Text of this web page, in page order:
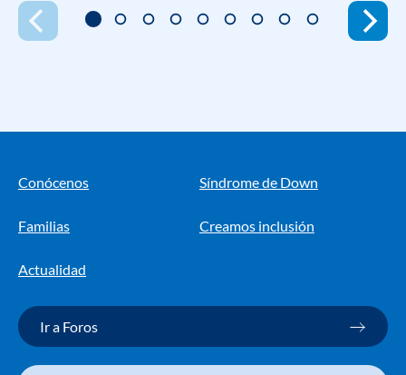
Conócenos Síndrome de Down
Familias Creamos inclusión
Actualidad
Ir a Foros